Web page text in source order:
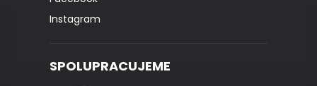
Instagram
SPOLUPRACUJEME